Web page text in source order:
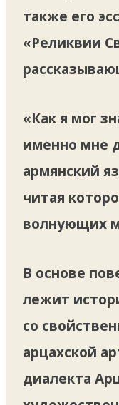
также его
«Реликвии
«Как я мог
именно мне
армянский
читая
волнующих
В основе
лежит
со
арцахской
диалекта